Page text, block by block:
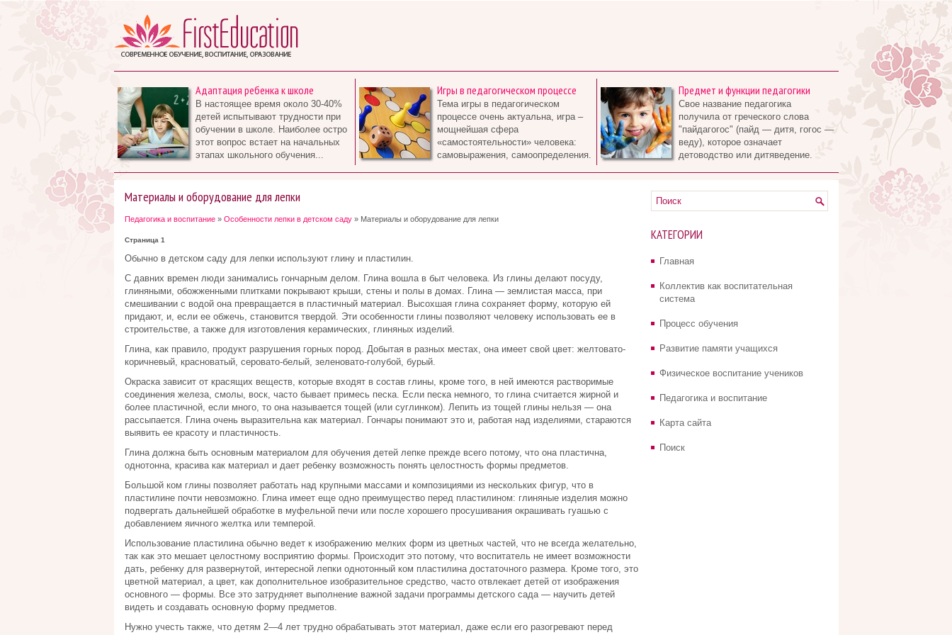
Адаптация ребенка к школе
В настоящее время около 30-40%
детей испытывают трудности при
обучении в школе. Наиболее остро
этот вопрос встает на начальных
этапах школьного обучения...
Игры в педагогическом процессе
Тема игры в педагогическом
процессе очень актуальна, игра –
мощнейшая сфера
«самостоятельности» человека:
самовыражения, самоопределения.
Предмет и функции педагогики
Свое название педагогика
получила от греческого слова
"пайдагогос" (пайд — дитя, гогос —
веду), которое означает
детоводство или дитяведение.
Материалы и оборудование для лепки
Педагогика и воспитание» Особенности лепки в детском саду» Материалы и оборудование для лепки
Страница 1
Обычно в детском саду для лепки используют глину и пластилин.
С давних времен люди занимались гончарным делом. Глина вошла в быт человека. Из глины делают посуду,
глиняными, обожженными плитками покрывают крыши, стены и полы в домах. Глина — землистая масса, при
смешивании с водой она превращается в пластичный материал. Высохшая глина сохраняет форму, которую ей
придают, и, если ее обжечь, становится твердой. Эти особенности глины позволяют человеку использовать ее в
строительстве, а также для изготовления керамических, глиняных изделий.
Глина, как правило, продукт разрушения горных пород. Добытая в разных местах, она имеет свой цвет: желтовато-
коричневый, красноватый, серовато-белый, зеленовато-голубой, бурый.
Окраска зависит от красящих веществ, которые входят в состав глины, кроме того, в ней имеются растворимые
соединения железа, смолы, воск, часто бывает примесь песка. Если песка немного, то глина считается жирной и
более пластичной, если много, то она называется тощей (или суглинком). Лепить из тощей глины нельзя — она
рассыпается. Глина очень выразительна как материал. Гончары понимают это и, работая над изделиями, стараются
выявить ее красоту и пластичность.
Глина должна быть основным материалом для обучения детей лепке прежде всего потому, что она пластична,
однотонна, красива как материал и дает ребенку возможность понять целостность формы предметов.
Большой ком глины позволяет работать над крупными массами и композициями из нескольких фигур, что в
пластилине почти невозможно. Глина имеет еще одно преимущество перед пластилином: глиняные изделия можно
подвергать дальнейшей обработке в муфельной печи или после хорошего просушивания окрашивать гуашью с
добавлением яичного желтка или темперой.
Использование пластилина обычно ведет к изображению мелких форм из цветных частей, что не всегда желательно,
так как это мешает целостному восприятию формы. Происходит это потому, что воспитатель не имеет возможности
дать, ребенку для развернутой, интересной лепки однотонный ком пластилина достаточного размера. Кроме того, это
цветной материал, а цвет, как дополнительное изобразительное средство, часто отвлекает детей от изображения
основного — формы. Все это затрудняет выполнение важной задачи программы детского сада — научить детей
видеть и создавать основную форму предметов.
Нужно учесть также, что детям 2—4 лет трудно обрабатывать этот материал, даже если его разогревают перед
КАТЕГОРИИ
Главная
Коллектив как воспитательная
система
Процесс обучения
Развитие памяти учащихся
Физическое воспитание учеников
Педагогика и воспитание
Карта сайта
Поиск